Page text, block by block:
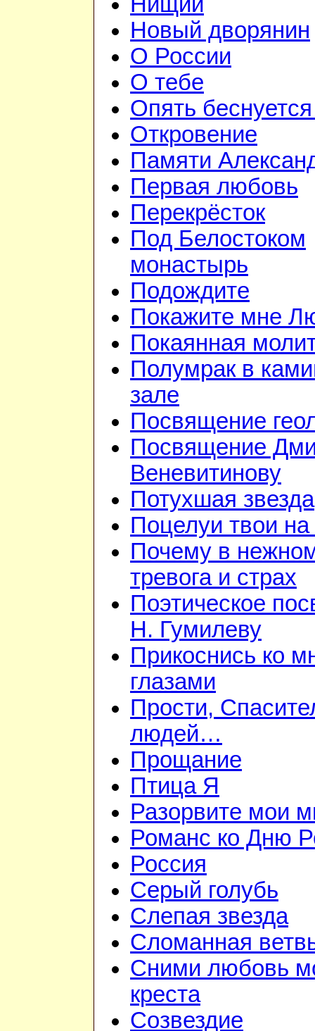
Новый дворянин
О России
О тебе
Опять
Откровение
Памяти
Первая любовь
Перекрёсток
Под Белостоком
монастырь
Подождите
Покажите мне
Покаянная
Полумрак в
зале
Посвящение
Посвящение
Веневитинову
Потухшая звезда
Поцелуи твои на
Почему в
тревога и страх
Поэтическое
Н. Гумилеву
Прикоснись ко
глазами
Прости,
людей…
Прощание
Птица Я
Разорвите мои
Романс ко Дню
Россия
Серый голубь
Слепая звезда
Сломанная
Сними любовь
креста
Созвездие